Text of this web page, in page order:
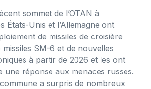
sommet de l’OTAN à
États-Unis et l’Allemagne ont
de missiles de croisière
missiles SM-6 et de nouvelles
à partir de 2026 et les ont
une réponse aux menaces russes.
a surpris de nombreux